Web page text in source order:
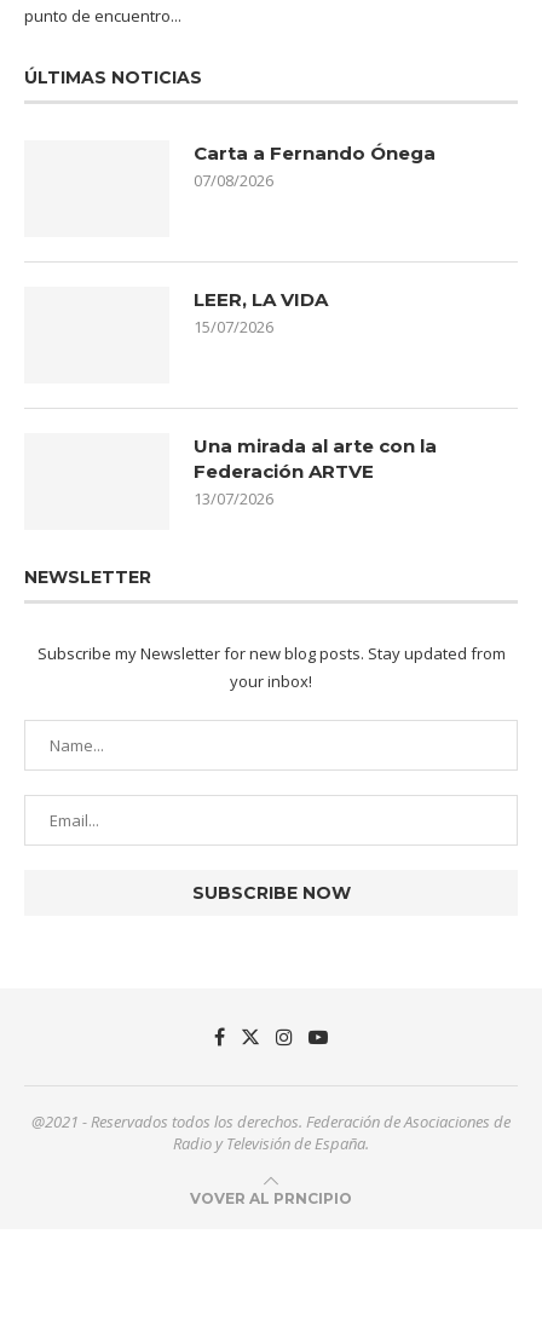
punto de encuentro...
ÚLTIMAS NOTICIAS
Carta a Fernando Ónega
07/08/2026
LEER, LA VIDA
15/07/2026
Una mirada al arte con la
Federación ARTVE
13/07/2026
NEWSLETTER
Subscribe my Newsletter for new blog posts. Stay updated from
your inbox!
@2021 - Reservados todos los derechos. Federación de Asociaciones de
Radio y Televisión de España.
VOVER AL PRNCIPIO